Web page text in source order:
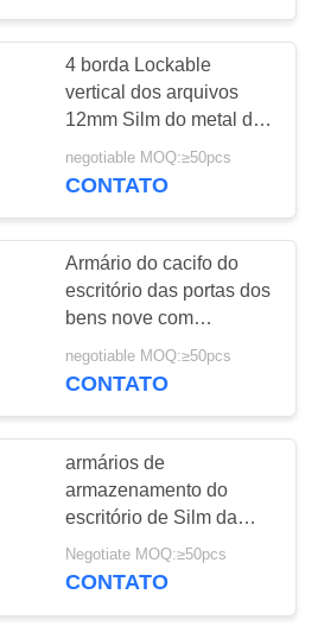
de aço
68
móvel do
4 borda Lockable
vertical dos arquivos
12mm Silm do metal das
gavetas para o escritório
negotiable MOQ:≥50pcs
CONTATO
Armário do cacifo do
escritório das portas dos
bens nove com
oposição da oxidação
do furo de ventilação
negotiable MOQ:≥50pcs
CONTATO
armários de
armazenamento do
escritório de Silm da
altura de 1850mm com a
prateleira aberta de Amd
Negotiate MOQ:≥50pcs
CONTATO